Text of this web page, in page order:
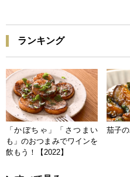
ランキング
「かぼちゃ」「さつまい
も」のおつまみでワインを
飲もう！【2022】
茄子